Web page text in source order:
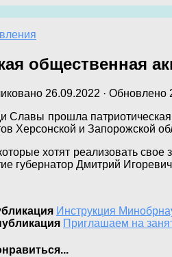
общественная
26.09.2022 · Обновлено
Славы прошла
Херсонской и Запорожской
хотят реализовать
губернатор Дмитрий
Инструкция
Приглашаем на